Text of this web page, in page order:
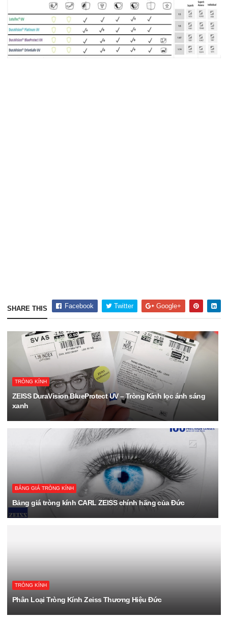
SHARE THIS Facebook Twitter Google+
TRÒNG KÍNH
ZEISS DuraVision BlueProtect UV – Tròng Kính lọc ánh sáng
xanh
BẢNG GIÁ TRÒNG KÍNH
Bảng giá tròng kính CARL ZEISS chính hãng của Đức
TRÒNG KÍNH
Phân Loại Tròng Kính Zeiss Thương Hiệu Đức